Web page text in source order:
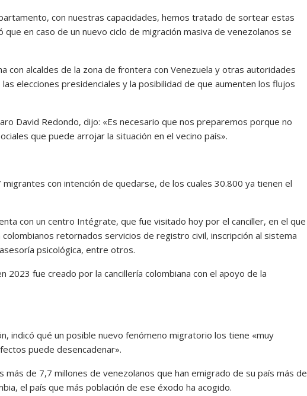
con nuestras capacidades, hemos tratado de sortear estas
en caso de un nuevo ciclo de migración masiva de venezolanos se
con alcaldes de la zona de frontera con Venezuela y otras autoridades
elecciones presidenciales y la posibilidad de que aumenten los flujos
David Redondo, dijo: «Es necesario que nos preparemos porque no
que puede arrojar la situación en el vecino país».
migrantes con intención de quedarse, de los cuales 30.800 ya tienen el
con un centro Intégrate, que fue visitado hoy por el canciller, en el que
retornados servicios de registro civil, inscripción al sistema
psicológica, entre otros.
2023 fue creado por la cancillería colombiana con el apoyo de la
indicó qué un posible nuevo fenómeno migratorio los tiene «muy
puede desencadenar».
más de 7,7 millones de venezolanos que han emigrado de su país más de
el país que más población de ese éxodo ha acogido.